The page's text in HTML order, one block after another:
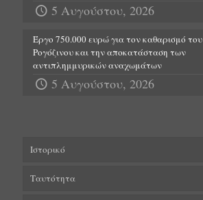
5 Αυγούστου, 2026
Έργο 750.000 ευρώ για τον καθαρισμό του
Ρογόζινου και την αποκατάσταση των
αντιπλημμυρικών αναχωμάτων
5 Αυγούστου, 2026
Ιστορικό
Ταυτότητα